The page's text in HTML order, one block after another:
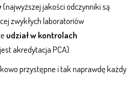
(najwyższej jakości odczynniki są
zwykłych laboratoriów
udział w kontrolach
akredytacja PCA).
przystępne i tak naprawdę każdy